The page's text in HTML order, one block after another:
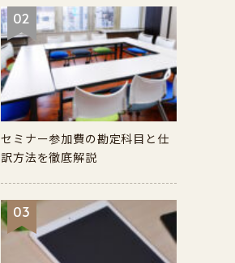
02
セミナー参加費の勘定科目と仕
訳方法を徹底解説
03